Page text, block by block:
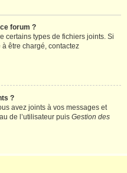
forum ?
certains types de fichiers joints. Si
à être chargé, contactez
?
avez joints à vos messages et
de l’utilisateur puis Gestion des